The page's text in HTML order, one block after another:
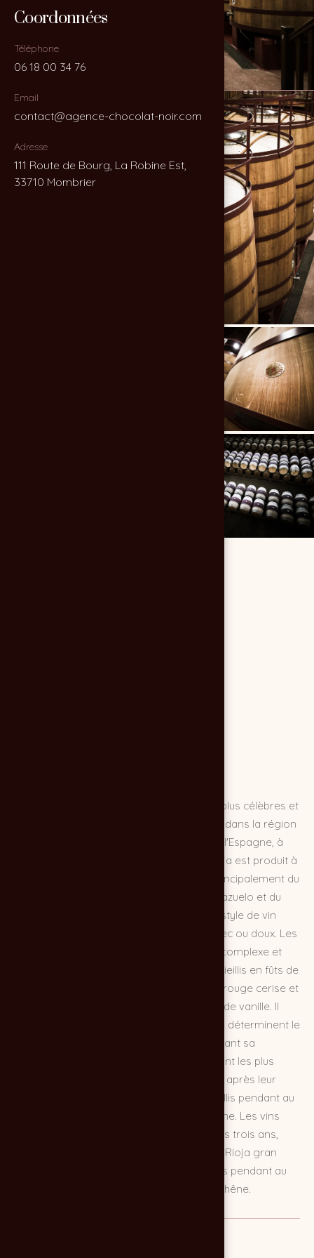
Coordonnées
Téléphone
06 18 00 34 76
Email
contact@agence-chocolat-noir.com
Adresse
111 Route de Bourg, La Robine Est,
33710 Mombrier
Coordonnées
Téléphone
06 18 00 34 76
Email
contact@agence-chocolat-noir.com
Adresse
111 Route de Bourg, La Robine Est,
33710 Mombrier
Le vin espagnol Rioja est l'un des vins les plus célèbres et
les plus appréciés d'Espagne. Il est produit dans la région
viticole de La Rioja, située dans le nord de l'Espagne, à
proximité de la ville de Logroño. Le vin Rioja est produit à
partir de raisins de différentes variétés, principalement du
tempranillo, mais aussi du grenache, du mazuelo et du
graciano. Selon le cépage dominant et le style de vin
souhaité, le vin Rioja peut être sec, semi-sec ou doux. Les
vins Rioja sont réputés pour leur bouquet complexe et
leur longue durée de vie. Ils sont souvent vieillis en fûts de
chêne, ce qui leur donne une belle couleur rouge cerise et
des arômes de fruits rouges, de épices et de vanille. Il
existe plusieurs catégories de vin Rioja, qui déterminent le
temps de vieillissement minimum du vin avant sa
commercialisation. Les vins Rioja joven sont les plus
jeunes et sont mis en vente moins d'un an après leur
production. Les vins Rioja crianza sont vieillis pendant au
moins deux ans, dont un an en fûts de chêne. Les vins
Rioja reserva sont vieillis pendant au moins trois ans,
dont un an en fûts de chêne. Enfin, les vins Rioja gran
reserva sont les plus anciens et sont vieillis pendant au
moins cinq ans, dont deux ans en fûts de chêne.